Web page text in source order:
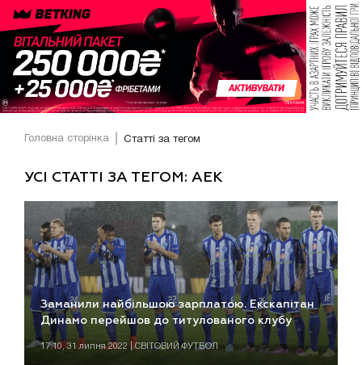
Головна сторінка Статті за тегом
УСІ СТАТТІ ЗА ТЕГОМ: AEK
Заманили найбільшою зарплатою. Екскапітан
Динамо перейшов до титулованого клубу
17:10, 31 липня 2022 | СВІТОВИЙ ФУТБОЛ